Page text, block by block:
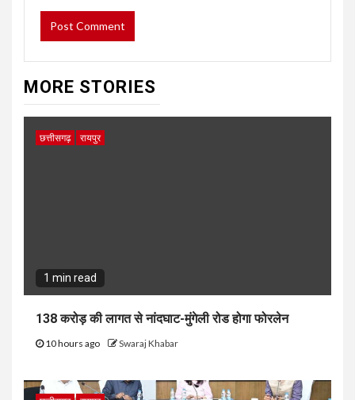
MORE STORIES
छत्तीसगढ़ रायपुर
1 min read
138 करोड़ की लागत से नांदघाट-मुंगेली रोड होगा फोरलेन
10 hours ago Swaraj Khabar